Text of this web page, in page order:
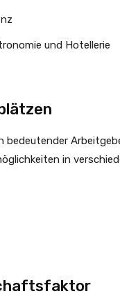
und Hotellerie
bedeutender
in